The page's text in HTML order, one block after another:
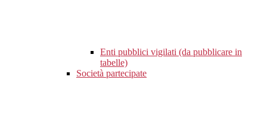
Enti pubblici vigilati (da pubblicare in
tabelle)
Società partecipate